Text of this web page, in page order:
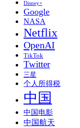
Disney+
Google
NASA
Netflix
OpenAI
TikTok
Twitter
三星
个人所得税
中国
中国电影
中国航天